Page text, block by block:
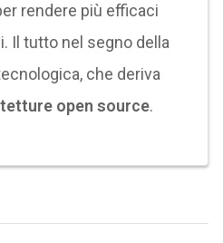
rendere più efficaci
Il tutto nel segno della
che deriva
open source.